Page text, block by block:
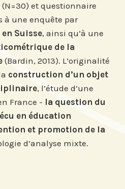
(N=30) et questionnaire
à une enquête par
Suisse, ainsi qu’à une
de la
(Bardin, 2013). L’originalité
construction d’un objet
, l’étude d’une
France - la question du
en éducation
et promotion de la
d’analyse mixte.